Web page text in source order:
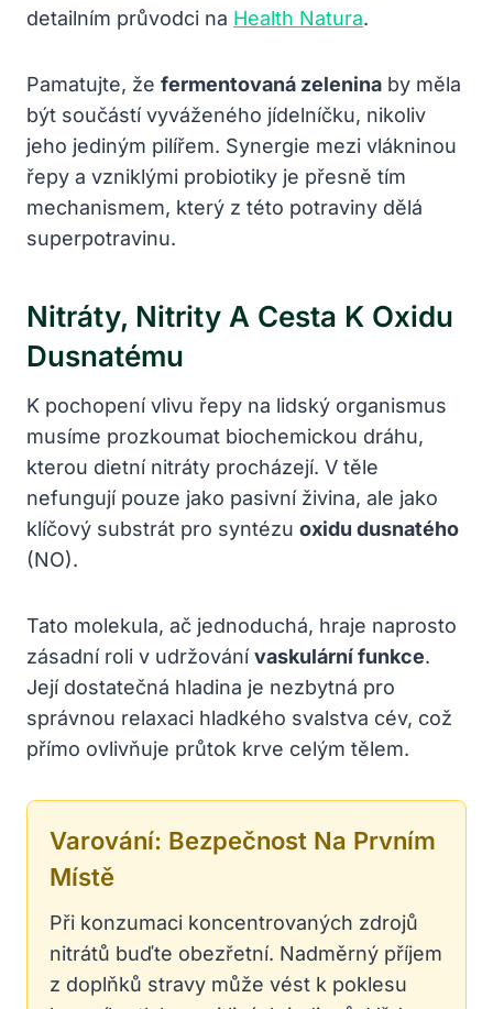
detailním průvodci na Health Natura.
Pamatujte, že fermentovaná zelenina by měla
být součástí vyváženého jídelníčku, nikoliv
jeho jediným pilířem. Synergie mezi vlákninou
řepy a vzniklými probiotiky je přesně tím
mechanismem, který z této potraviny dělá
superpotravinu.
Nitráty, Nitrity A Cesta K Oxidu
Dusnatému
K pochopení vlivu řepy na lidský organismus
musíme prozkoumat biochemickou dráhu,
kterou dietní nitráty procházejí. V těle
nefungují pouze jako pasivní živina, ale jako
klíčový substrát pro syntézu oxidu dusnatého
(NO).
Tato molekula, ač jednoduchá, hraje naprosto
zásadní roli v udržovánívaskulární funkce.
Její dostatečná hladina je nezbytná pro
správnou relaxaci hladkého svalstva cév, což
přímo ovlivňuje průtok krve celým tělem.
Varování: Bezpečnost Na Prvním
Místě
Při konzumaci koncentrovaných zdrojů
nitrátů buďte obezřetní. Nadměrný příjem
z doplňků stravy může vést k poklesu